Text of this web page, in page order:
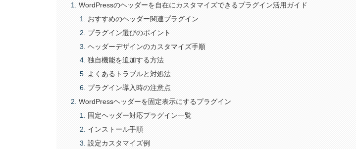
WordPressのヘッダーを自在にカスタマイズできるプラグイン活用ガイド
おすすめのヘッダー関連プラグイン
プラグイン選びのポイント
ヘッダーデザインのカスタマイズ手順
独自機能を追加する方法
よくあるトラブルと対処法
プラグイン導入時の注意点
WordPressヘッダーを固定表示にするプラグイン
固定ヘッダー対応プラグイン一覧
インストール手順
設定カスタマイズ例